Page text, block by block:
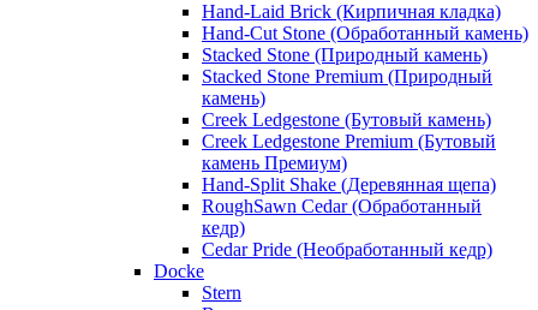
Hand-Laid Brick (Кирпичная кладка)
Hand-Cut Stone (Обработанный камень)
Stacked Stone (Природный камень)
Stacked Stone Premium (Природный
камень)
Creek Ledgestone (Бутовый камень)
Creek Ledgestone Premium (Бутовый
камень Премиум)
Hand-Split Shake (Деревянная щепа)
RoughSawn Cedar (Обработанный
кедр)
Cedar Pride (Необработанный кедр)
Docke
Stern